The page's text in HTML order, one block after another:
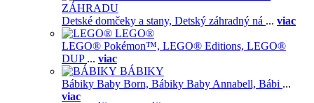
ZÁHRADU
Detské domčeky a stany, Detský záhradný ná ... viac
LEGO®
LEGO® Pokémon™, LEGO® Editions, LEGO®
DUP ... viac
BÁBIKY
Bábiky Baby Born, Bábiky Baby Annabell, Bábi ...
viac